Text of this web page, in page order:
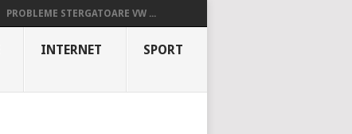
PROBLEME STERGATOARE VW ...
INTERNET SPORT